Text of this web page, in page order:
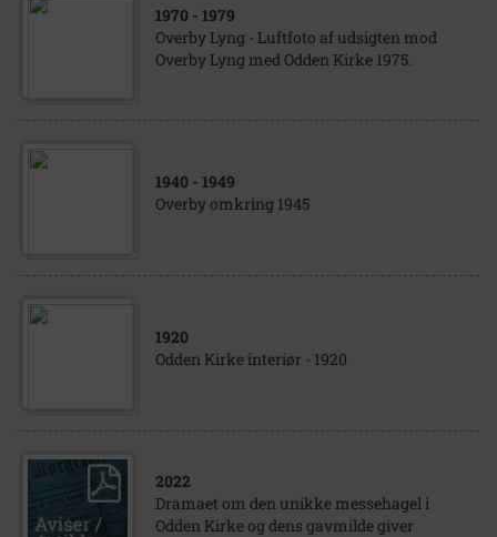
1970 - 1979
Overby Lyng - Luftfoto af udsigten mod
Overby Lyng med Odden Kirke 1975.
1940 - 1949
Overby omkring 1945
1920
Odden Kirke interiør - 1920
2022
Dramaet om den unikke messehagel i
Odden Kirke og dens gavmilde giver